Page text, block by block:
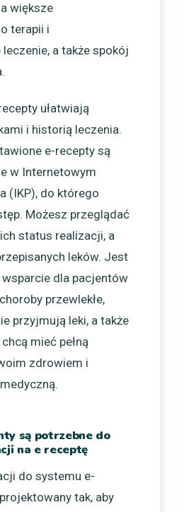
większe
terapii i
a także spokój
ułatwiają
i historią leczenia.
e-recepty są
w Internetowym
(IKP), do którego
Możesz przeglądać
status realizacji, a
leków. Jest
dla pacjentów
przewlekłe,
przyjmują leki, a także
mieć pełną
zdrowiem i
są potrzebne do
na e receptę
do systemu e-
tak, aby